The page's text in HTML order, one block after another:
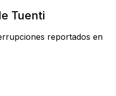
Tuenti
reportados en